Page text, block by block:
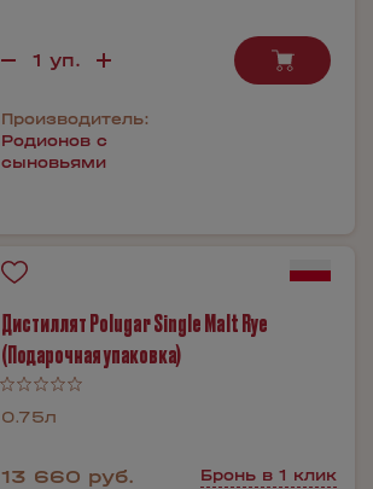
Производитель:
Родионов с
сыновьями
Дистиллят Polugar Single Malt Rye
(Подарочная упаковка)
0.75л
13 660 руб. Бронь в 1 клик